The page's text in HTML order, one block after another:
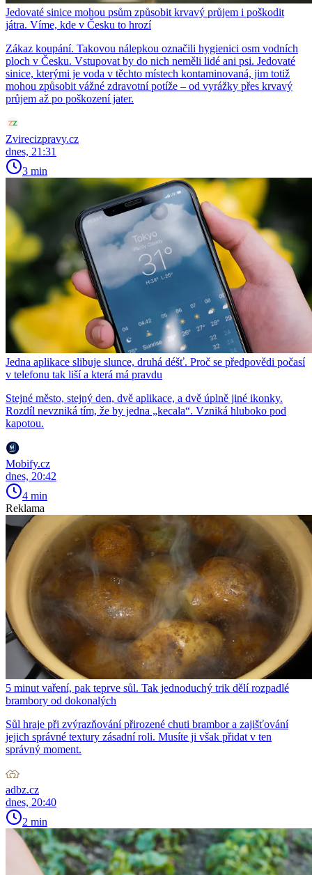
Jedovaté sinice mohou psům způsobit krvavý průjem i poškodit
játra. Víme, kde v Česku to hrozí
Zákaz koupání. Takovou nálepkou označili hygienici osm vodních
ploch v Česku. Vstupovat by do nich neměli lidé ani psi. Jedovaté
sinice, kterými je voda v těchto místech kontaminovaná, jim totiž
mohou způsobit vážné zdravotní potíže – od vyrážky přes krvavý
průjem až po poškození jater.
Zvirecizpravy.cz
dnes, 21:31
3 min
Jedna aplikace slibuje slunce, druhá déšť. Proč se předpovědi počasí
v telefonu tak liší a která má pravdu
Stejné město, stejný den, dvě aplikace, a dvě úplně jiné ikonky.
Rozdíl nevzniká tím, že by jedna „kecala“. Vzniká hluboko pod
kapotou.
Mobify.cz
dnes, 20:42
4 min
Reklama
5 minut vaření, pak teprve sůl. Tak jednoduchý trik dělí rozpadlé
brambory od dokonalých
Sůl hraje při zvýrazňování přirozené chuti brambor a zajišťování
jejich správné textury zásadní roli. Musíte ji však přidat v ten
správný moment.
adbz.cz
dnes, 20:40
2 min